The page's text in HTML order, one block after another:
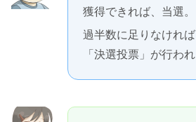
獲得できれば、当選。
過半数に足りなけれ
「決選投票」が行わ